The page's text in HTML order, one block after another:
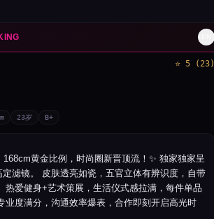
1 /3
⭐ 5 ( 23)
23岁 B+
黄金比例，时尚圈新晋顶流！✨ 独家独家呈
滤镜。 皮肤透亮如瓷，五官立体有辨识度，自带
热爱健身+艺术策展，生活仪式感拉满，每件单品
业度满分，沟通效率爆表，合作即刻开启高光时